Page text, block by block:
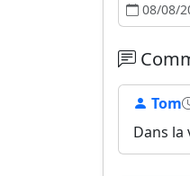
08/08/
Tom
Dans la